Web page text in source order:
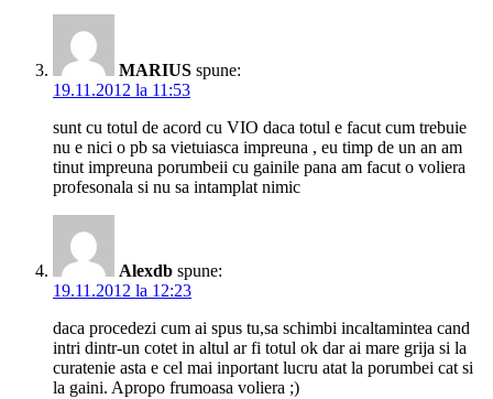
MARIUS spune:
19.11.2012 la 11:53
sunt cu totul de acord cu VIO daca totul e facut cum trebuie
nu e nici o pb sa vietuiasca impreuna , eu timp de un an am
tinut impreuna porumbeii cu gainile pana am facut o voliera
profesonala si nu sa intamplat nimic
Alexdb spune:
19.11.2012 la 12:23
daca procedezi cum ai spus tu,sa schimbi incaltamintea cand
intri dintr-un cotet in altul ar fi totul ok dar ai mare grija si la
curatenie asta e cel mai inportant lucru atat la porumbei cat si
la gaini. Apropo frumoasa voliera ;)